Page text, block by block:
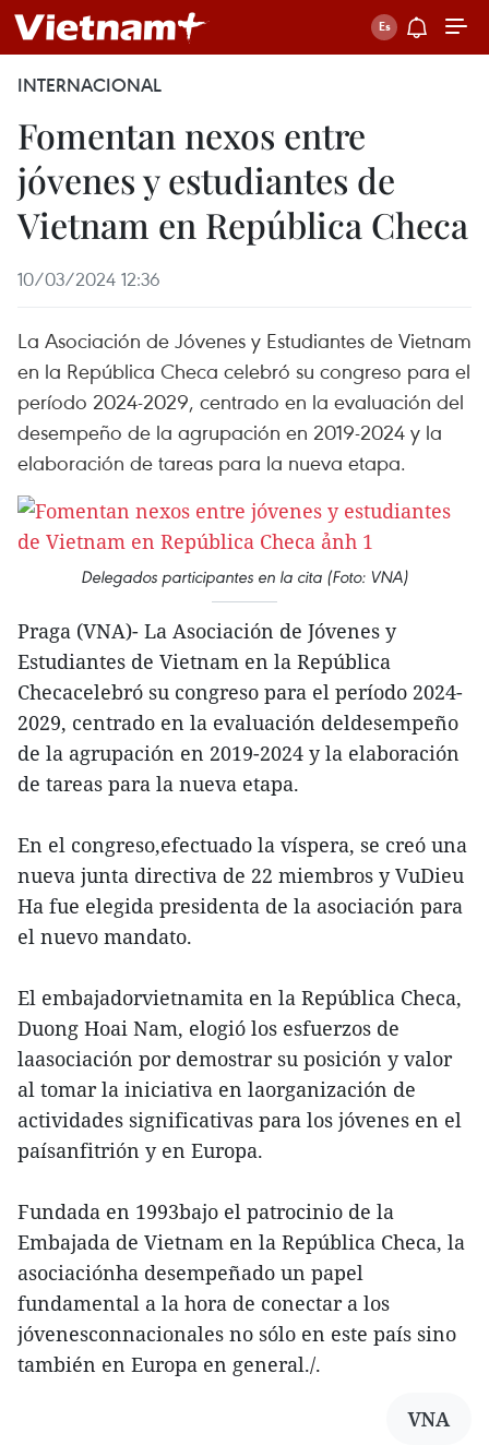
INTERNACIONAL
Fomentan nexos entre
jóvenes y estudiantes de
Vietnam en República Checa
10/03/2024 12:36
La Asociación de Jóvenes y Estudiantes de Vietnam
en la República Checa celebró su congreso para el
período 2024-2029, centrado en la evaluación del
desempeño de la agrupación en 2019-2024 y la
elaboración de tareas para la nueva etapa.
Delegados participantes en la cita (Foto: VNA)
Praga (VNA)- La Asociación de Jóvenes y
Estudiantes de Vietnam en la República
Checacelebró su congreso para el período 2024-
2029, centrado en la evaluación deldesempeño
de la agrupación en 2019-2024 y la elaboración
de tareas para la nueva etapa.
En el congreso,efectuado la víspera, se creó una
nueva junta directiva de 22 miembros y VuDieu
Ha fue elegida presidenta de la asociación para
el nuevo mandato.
El embajadorvietnamita en la República Checa,
Duong Hoai Nam, elogió los esfuerzos de
laasociación por demostrar su posición y valor
al tomar la iniciativa en laorganización de
actividades significativas para los jóvenes en el
paísanfitrión y en Europa.
Fundada en 1993bajo el patrocinio de la
Embajada de Vietnam en la República Checa, la
asociaciónha desempeñado un papel
fundamental a la hora de conectar a los
jóvenesconnacionales no sólo en este país sino
también en Europa en general./.
VNA